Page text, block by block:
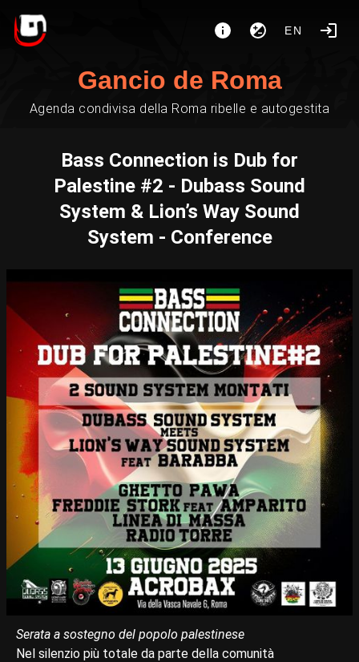
EN
Gancio de Roma
Agenda condivisa della Roma ribelle e autogestita
Bass Connection is Dub for
Palestine #2 - Dubass Sound
System & Lion’s Way Sound
System - Conference
Serata a sostegno del popolo palestinese
Nel silenzio più totale da parte della comunità